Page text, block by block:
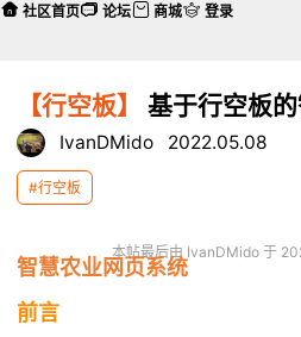
【行空板】 基于行空板
IvanDMido 2022.05.08
#行空板
本帖最后由 IvanDMido 于
智慧农业网页系统
前言
社区首页 论坛 商城 登录